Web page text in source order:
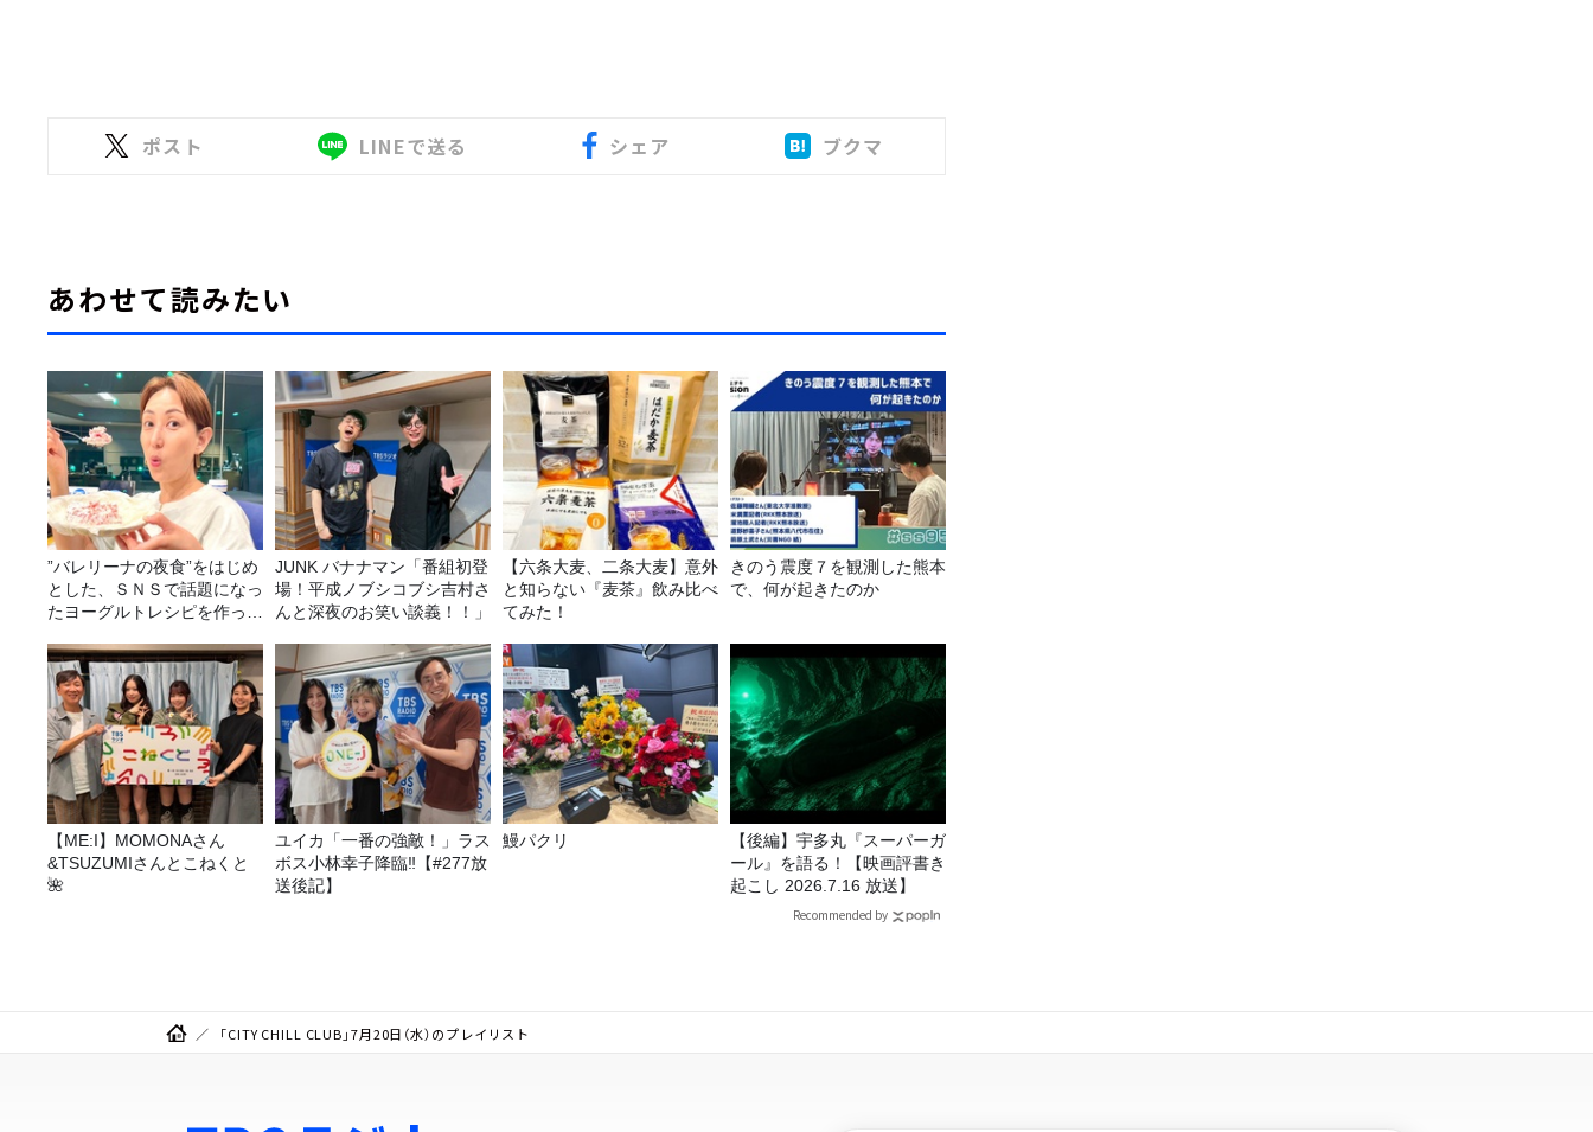
ポスト LINEで送る シェア ブクマ
あわせて読みたい
”バレリーナの夜食”をはじめ
とした、ＳＮＳで話題になっ
たヨーグルトレシピを作って
JUNK バナナマン「番組初登
場！平成ノブシコブシ吉村さ
んと深夜のお笑い談義！！」
【六条大麦、二条大麦】意外
と知らない『麦茶』飲み比べ
てみた！
きのう震度７を観測した熊本
で、何が起きたのか
【ME:I】MOMONAさん
&TSUZUMIさんとこねくと
🌺
ユイカ「一番の強敵！」ラス
ボス小林幸子降臨‼【#277放
送後記】
鰻パクリ
【後編】宇多丸『スーパーガ
ール』を語る！【映画評書き
起こし 2026.7.16 放送】
Recommended by
「CITY CHILL CLUB」7月20日（水）のプレイリスト